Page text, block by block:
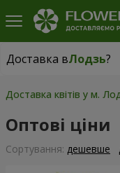
Доставка вЛодзь?
Доставка вЛодзь|
Доставка квітів у м.
Оптові ціни
Сортування: дешевше